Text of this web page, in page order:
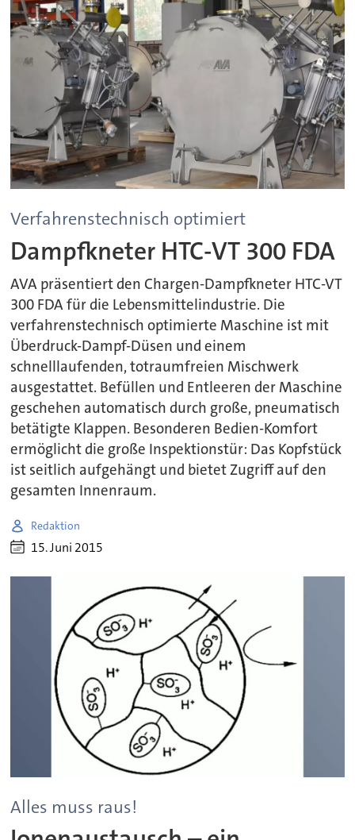
Verfahrenstechnisch optimiert
Dampfkneter HTC-VT 300 FDA
AVA präsentiert den Chargen-Dampfkneter HTC-VT
300 FDA für die Lebensmittelindustrie. Die
verfahrenstechnisch optimierte Maschine ist mit
Überdruck-Dampf-Düsen und einem
schnelllaufenden, totraumfreien Mischwerk
ausgestattet. Befüllen und Entleeren der Maschine
geschehen automatisch durch große, pneumatisch
betätigte Klappen. Besonderen Bedien-Komfort
ermöglicht die große Inspektionstür: Das Kopfstück
ist seitlich aufgehängt und bietet Zugriff auf den
gesamten Innenraum.
Redaktion
15. Juni 2015
Alles muss raus!